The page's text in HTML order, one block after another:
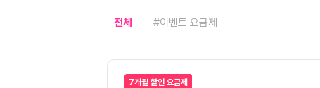
전체 #이벤트 요금제
7개월 할인 요금제